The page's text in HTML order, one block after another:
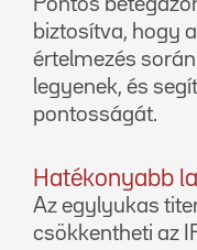
Pontos
biztosítva, hogy
értelmezés
legyenek, és
pontosságát.
Hatékonyabb
Az egylyukas
csökkentheti az